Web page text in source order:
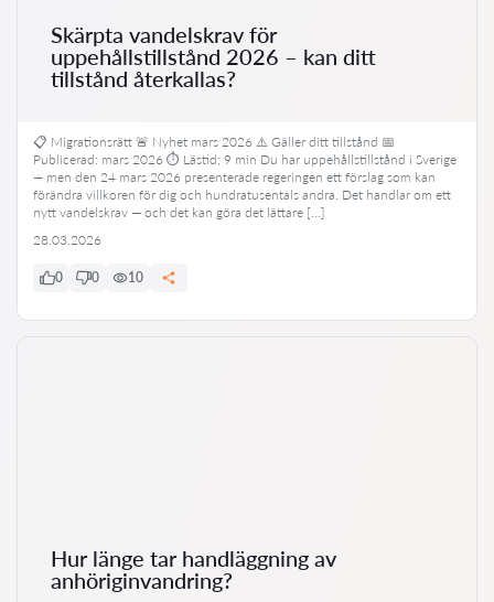
Skärpta vandelskrav för
uppehållstillstånd 2026 – kan ditt
tillstånd återkallas?
📋 Migrationsrätt 🚨 Nyhet mars 2026 ⚠️ Gäller ditt tillstånd 📅
Publicerad: mars 2026 ⏱ Lästid: 9 min Du har uppehållstillstånd i Sverige
— men den 24 mars 2026 presenterade regeringen ett förslag som kan
förändra villkoren för dig och hundratusentals andra. Det handlar om ett
nytt vandelskrav — och det kan göra det lättare […]
28.03.2026
0 0 10
Hur länge tar handläggning av
anhöriginvandring?